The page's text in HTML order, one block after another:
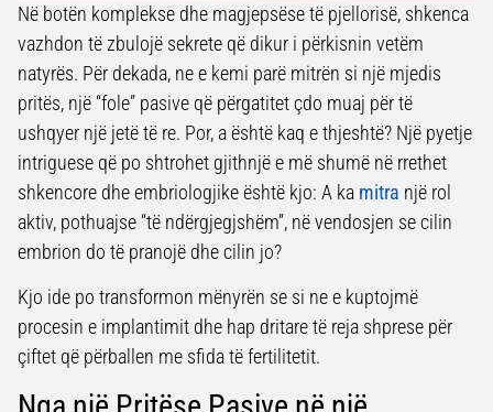
Në botën komplekse dhe magjepsëse të pjellorisë, shkenca
vazhdon të zbulojë sekrete që dikur i përkisnin vetëm
natyrës. Për dekada, ne e kemi parë mitrën si një mjedis
pritës, një “fole” pasive që përgatitet çdo muaj për të
ushqyer një jetë të re. Por, a është kaq e thjeshtë? Një pyetje
intriguese që po shtrohet gjithnjë e më shumë në rrethet
shkencore dhe embriologjike është kjo: A ka mitra një rol
aktiv, pothuajse “të ndërgjegjshëm”, në vendosjen se cilin
embrion do të pranojë dhe cilin jo?
Kjo ide po transformon mënyrën se si ne e kuptojmë
procesin e implantimit dhe hap dritare të reja shprese për
çiftet që përballen me sfida të fertilitetit.